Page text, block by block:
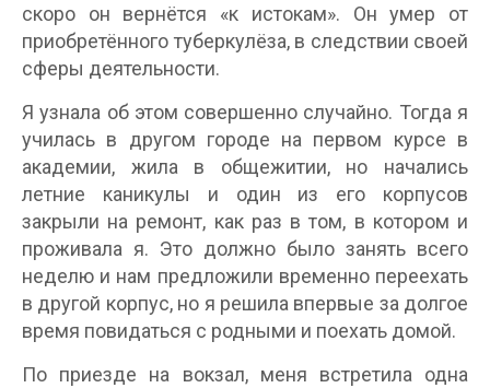
скоро он вернётся «к истокам». Он умер от
приобретённого туберкулёза, в следствии своей
сферы деятельности.
Я узнала об этом совершенно случайно. Тогда я
училась в другом городе на первом курсе в
академии, жила в общежитии, но начались
летние каникулы и один из его корпусов
закрыли на ремонт, как раз в том, в котором и
проживала я. Это должно было занять всего
неделю и нам предложили временно переехать
в другой корпус, но я решила впервые за долгое
время повидаться с родными и поехать домой.
По приезде на вокзал, меня встретила одна